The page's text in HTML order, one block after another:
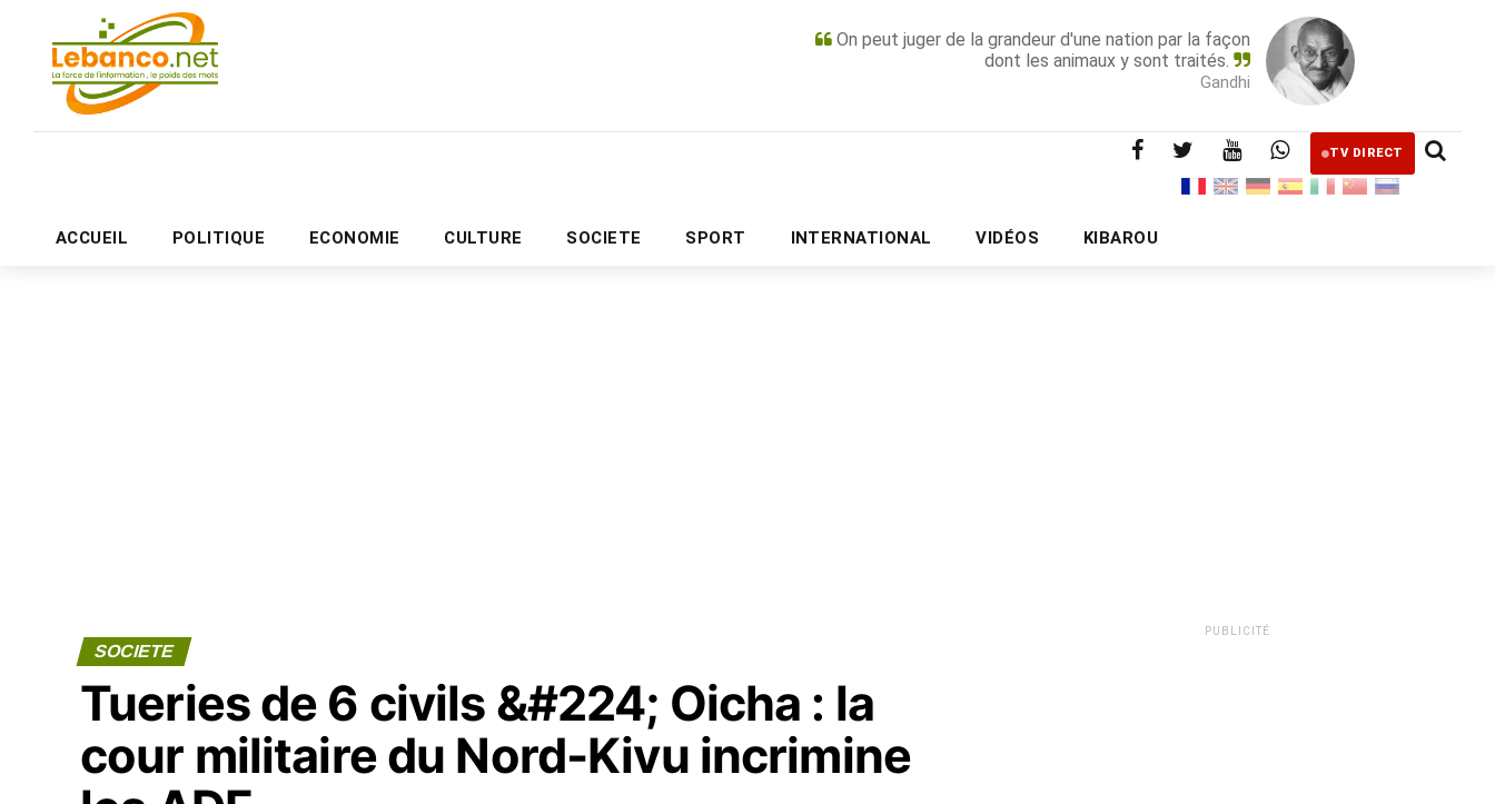
On peut juger de la grandeur d'une nation par la façon
dont les animaux y sont traités.
Gandhi
TV DIRECT
ACCUEIL POLITIQUE ECONOMIE CULTURE SOCIETE SPORT INTERNATIONAL VIDÉOS KIBAROU
PUBLICITÉ
SOCIETE
Tueries de 6 civils &#224; Oicha : la
cour militaire du Nord-Kivu incrimine
PUBLICITÉ